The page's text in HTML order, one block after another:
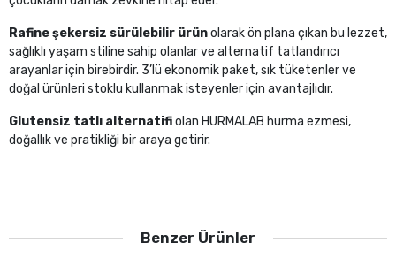
Rafine şekersiz sürülebilir ürünolarak ön plana çıkan bu lezzet,
sağlıklı yaşam stiline sahip olanlar ve alternatif tatlandırıcı
arayanlar için birebirdir. 3’lü ekonomik paket, sık tüketenler ve
doğal ürünleri stoklu kullanmak isteyenler için avantajlıdır.
Glutensiz tatlı alternatifiolan HURMALAB hurma ezmesi,
doğallık ve pratikliği bir araya getirir.
Benzer Ürünler